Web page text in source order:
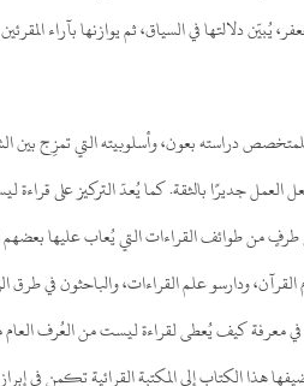
يُبيّن دلالتها في السياق، ثم يوازنها بآراء
للمتخصص دراسته بعون، وأسلوبيته التي تمزِج بين
العمل جديرًا بالثقة. كما يُعدّ التركيز على
طرفٍ من طوائف القراءات التي يُعاب عليها بعضهم
ودارسو علم القراءات، والباحثون في طرق
معرفة كيف يُعطى لقراءة ليست من العُرف العام
هذا الكتاب إلى المكتبة القرائية تكمن في